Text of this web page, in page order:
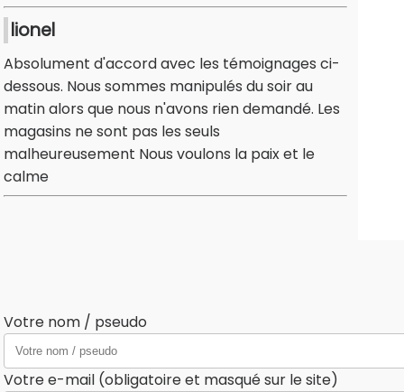
lionel
Absolument d'accord avec les témoignages ci-
dessous. Nous sommes manipulés du soir au
matin alors que nous n'avons rien demandé. Les
magasins ne sont pas les seuls
malheureusement Nous voulons la paix et le
calme
Votre nom / pseudo
Votre e-mail (obligatoire et masqué sur le site)